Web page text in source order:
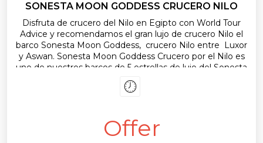
SONESTA MOON GODDESS CRUCERO NILO
Disfruta de crucero del Nilo en Egipto con World Tour
Advice y recomendamos el gran lujo de crucero Nilo el
barco Sonesta Moon Goddess, crucero Nilo entre Luxor
y Aswan. Sonesta Moon Goddess Crucero por el Nilo es
uno de nuestros barcos de 5 estrellas de lujo del Sonesta
cruceros desde 3 noches, 4 noches hasta 7 noches de
crucero por el Nilo Aswan y Luxor inolvidable viaje a
en Egipto por Luxor, Asuán, Edfu y Kom Ombo.
Offer